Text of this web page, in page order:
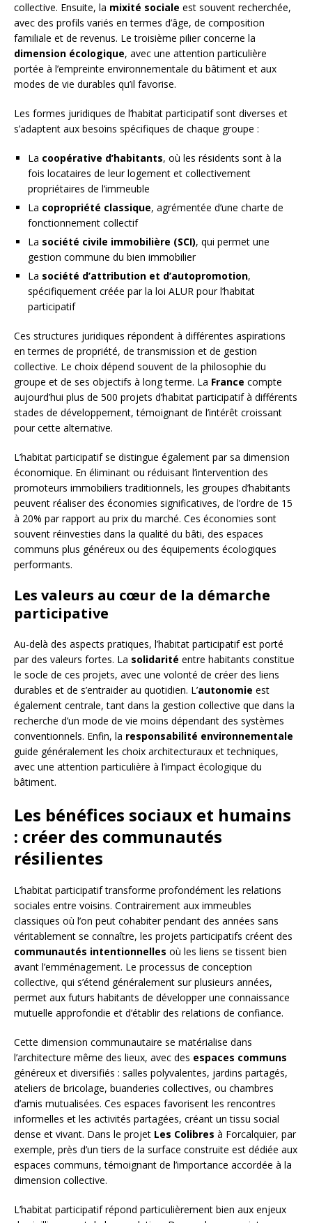
collective. Ensuite, la mixité sociale est souvent recherchée,
avec des profils variés en termes d’âge, de composition
familiale et de revenus. Le troisième pilier concerne la
dimension écologique, avec une attention particulière
portée à l’empreinte environnementale du bâtiment et aux
modes de vie durables qu’il favorise.
Les formes juridiques de l’habitat participatif sont diverses et
s’adaptent aux besoins spécifiques de chaque groupe :
La coopérative d’habitants, où les résidents sont à la
fois locataires de leur logement et collectivement
propriétaires de l’immeuble
La copropriété classique, agrémentée d’une charte de
fonctionnement collectif
La société civile immobilière (SCI), qui permet une
gestion commune du bien immobilier
La société d’attribution et d’autopromotion,
spécifiquement créée par la loi ALUR pour l’habitat
participatif
Ces structures juridiques répondent à différentes aspirations
en termes de propriété, de transmission et de gestion
collective. Le choix dépend souvent de la philosophie du
groupe et de ses objectifs à long terme. La France compte
aujourd’hui plus de 500 projets d’habitat participatif à différents
stades de développement, témoignant de l’intérêt croissant
pour cette alternative.
L’habitat participatif se distingue également par sa dimension
économique. En éliminant ou réduisant l’intervention des
promoteurs immobiliers traditionnels, les groupes d’habitants
peuvent réaliser des économies significatives, de l’ordre de 15
à 20% par rapport au prix du marché. Ces économies sont
souvent réinvesties dans la qualité du bâti, des espaces
communs plus généreux ou des équipements écologiques
performants.
Les valeurs au cœur de la démarche
participative
Au-delà des aspects pratiques, l’habitat participatif est porté
par des valeurs fortes. La solidarité entre habitants constitue
le socle de ces projets, avec une volonté de créer des liens
durables et de s’entraider au quotidien. L’autonomie est
également centrale, tant dans la gestion collective que dans la
recherche d’un mode de vie moins dépendant des systèmes
conventionnels. Enfin, la responsabilité environnementale
guide généralement les choix architecturaux et techniques,
avec une attention particulière à l’impact écologique du
bâtiment.
Les bénéfices sociaux et humains
: créer des communautés
résilientes
L’habitat participatif transforme profondément les relations
sociales entre voisins. Contrairement aux immeubles
classiques où l’on peut cohabiter pendant des années sans
véritablement se connaître, les projets participatifs créent des
communautés intentionnelles où les liens se tissent bien
avant l’emménagement. Le processus de conception
collective, qui s’étend généralement sur plusieurs années,
permet aux futurs habitants de développer une connaissance
mutuelle approfondie et d’établir des relations de confiance.
Cette dimension communautaire se matérialise dans
l’architecture même des lieux, avec des espaces communs
généreux et diversifiés : salles polyvalentes, jardins partagés,
ateliers de bricolage, buanderies collectives, ou chambres
d’amis mutualisées. Ces espaces favorisent les rencontres
informelles et les activités partagées, créant un tissu social
dense et vivant. Dans le projet Les Colibres à Forcalquier, par
exemple, près d’un tiers de la surface construite est dédiée aux
espaces communs, témoignant de l’importance accordée à la
dimension collective.
L’habitat participatif répond particulièrement bien aux enjeux